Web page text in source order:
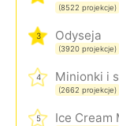
(8522 projekcje)
3 Odyseja
(3920 projekcje)
4 Minionki i
(2662 projekcje)
5 Ice Cream